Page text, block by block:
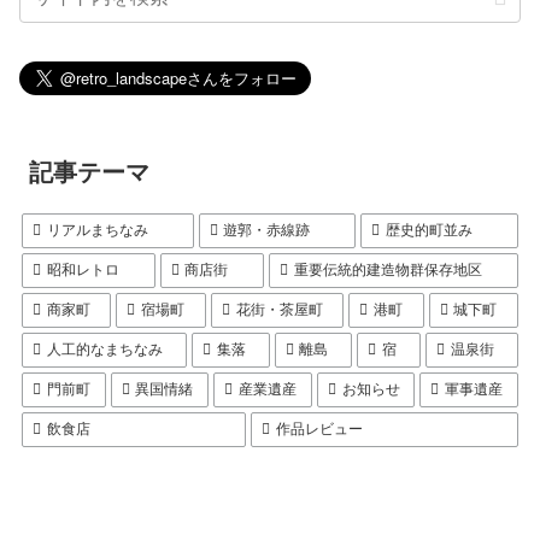
記事テーマ
リアルまちなみ 遊郭・赤線跡 歴史的町並み
昭和レトロ 商店街 重要伝統的建造物群保存地区
商家町 宿場町 花街・茶屋町 港町 城下町
人工的なまちなみ 集落 離島 宿 温泉街
門前町 異国情緒 産業遺産 お知らせ 軍事遺産
飲食店 作品レビュー